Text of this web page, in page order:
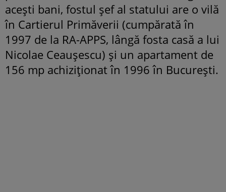
acești bani, fostul șef al statului are o vilă
în Cartierul Primăverii (cumpărată în
1997 de la RA-APPS, lângă fosta casă a lui
Nicolae Ceaușescu) și un apartament de
156 mp achiziționat în 1996 în București.